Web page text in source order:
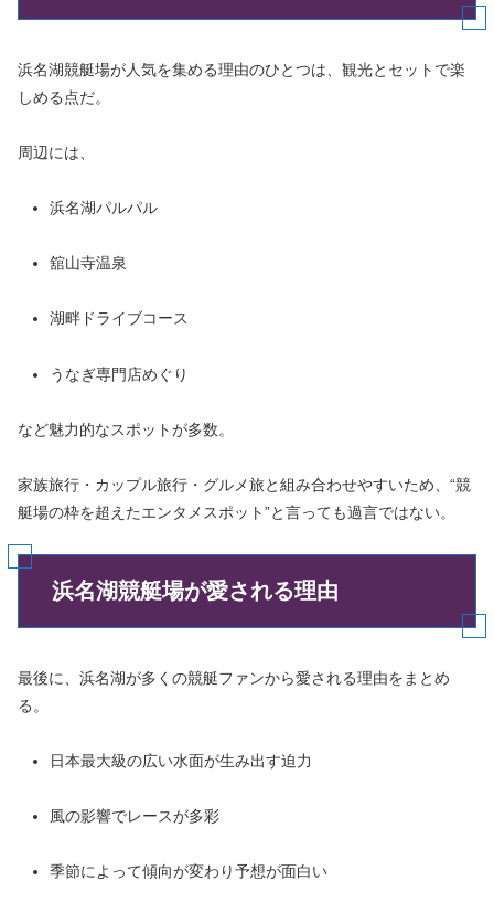
浜名湖競艇場が人気を集める理由のひとつは、観光とセットで楽
しめる点だ。
周辺には、
浜名湖パルパル
舘山寺温泉
湖畔ドライブコース
うなぎ専門店めぐり
など魅力的なスポットが多数。
家族旅行・カップル旅行・グルメ旅と組み合わせやすいため、“競
艇場の枠を超えたエンタメスポット”と言っても過言ではない。
浜名湖競艇場が愛される理由
最後に、浜名湖が多くの競艇ファンから愛される理由をまとめ
る。
日本最大級の広い水面が生み出す迫力
風の影響でレースが多彩
季節によって傾向が変わり予想が面白い